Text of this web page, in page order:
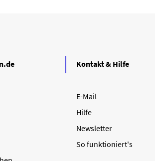
Kontakt & Hilfe
E-Mail
Hilfe
Newsletter
So funktioniert's